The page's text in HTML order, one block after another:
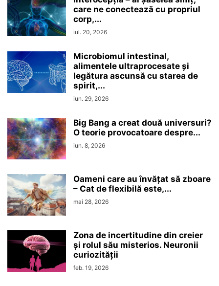
care ne conectează cu propriul
corp,...
iul. 20, 2026
Microbiomul intestinal,
alimentele ultraprocesate şi
legătura ascunsă cu starea de
spirit,...
iun. 29, 2026
Big Bang a creat două universuri?
O teorie provocatoare despre...
iun. 8, 2026
Oameni care au învățat să zboare
– Cat de flexibilă este,...
mai 28, 2026
Zona de incertitudine din creier
şi rolul său misterios. Neuronii
curiozităţii
feb. 19, 2026